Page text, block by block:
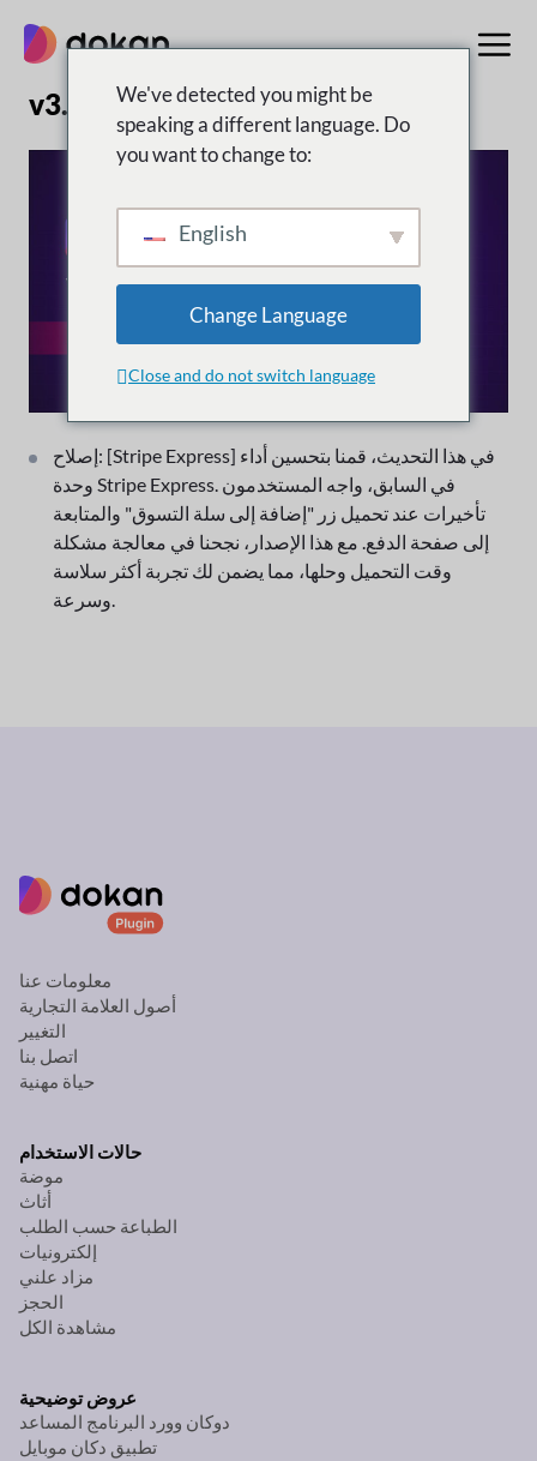
إلى
المحتوى
v3.9.7 | 11 يناير 2024
إصلاح: [Stripe Express] في هذا التحديث، قمنا بتحسين أداء
وحدة Stripe Express. في السابق، واجه المستخدمون
تأخيرات عند تحميل زر "إضافة إلى سلة التسوق" والمتابعة
إلى صفحة الدفع. مع هذا الإصدار، نجحنا في معالجة مشكلة
وقت التحميل وحلها، مما يضمن لك تجربة أكثر سلاسة
معلومات عنا
أصول العلامة التجارية
التغيير
اتصل بنا
حياة مهنية
حالات الاستخدام
موضة
أثاث
الطباعة حسب الطلب
إلكترونيات
مزاد علني
الحجز
مشاهدة الكل
عروض توضيحية
دوكان وورد البرنامج المساعد
تطبيق دكان موبايل
We've detected you might be
speaking a different language. Do
you want to change to:
English
Change Language
Close and do not switch language